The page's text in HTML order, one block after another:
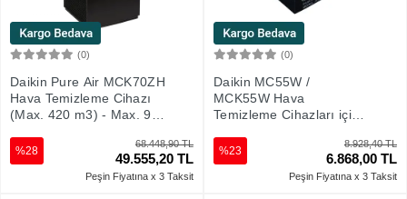
(0)
Daikin Pure Air MCK70ZH
Hava Temizleme Cihazı
(Max. 420 m3) - Max. 96
68.448,90 TL
49.555,20 TL
%28
Peşin Fiyatına x 3 Taksit
(0)
Daikin MC55W /
MCK55W Hava
Temizleme Cihazları için
8.928,40 TL
6.868,00 TL
%23
Peşin Fiyatına x 3 Taksit